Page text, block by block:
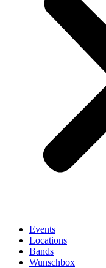
Events
Locations
Bands
Wunschbox